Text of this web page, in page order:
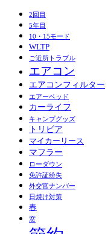
2回目
5年目
10・15モード
WLTP
ご近所トラブル
エアコン
エアコンフィルター
エアーベッド
カーライフ
キャンプグッズ
トリビア
マイカーリース
マフラー
ローダウン
免許証紛失
外交官ナンバー
日焼け対策
春
窓